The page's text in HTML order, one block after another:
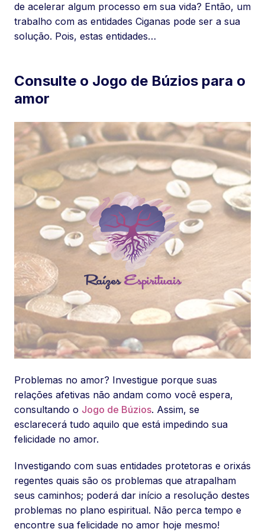
de acelerar algum processo em sua vida? Então, um
trabalho com as entidades Ciganas pode ser a sua
solução. Pois, estas entidades…
Consulte o Jogo de Búzios para o
amor
Problemas no amor? Investigue porque suas
relações afetivas não andam como você espera,
consultando o Jogo de Búzios. Assim, se
esclarecerá tudo aquilo que está impedindo sua
felicidade no amor.
Investigando com suas entidades protetoras e orixás
regentes quais são os problemas que atrapalham
seus caminhos; poderá dar início a resolução destes
problemas no plano espiritual. Não perca tempo e
encontre sua felicidade no amor hoje mesmo!